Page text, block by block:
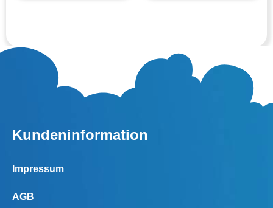
Kundeninformation
Impressum
AGB